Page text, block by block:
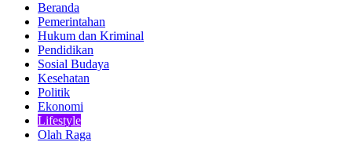
Beranda
Pemerintahan
Hukum dan Kriminal
Pendidikan
Sosial Budaya
Kesehatan
Politik
Ekonomi
Lifestyle
Olah Raga